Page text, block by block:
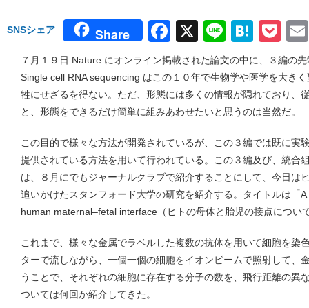
SNSシェア Share Facebook
X Line
７月１９日 Nature にオンライン掲載された論文の中に、３編の
Single cell RNA sequencing はこの１０年で生物学や医学を大き
牲にせざるを得ない。ただ、形態には多くの情報が隠れており、
と、形態をできるだけ簡単に組みあわせたいと思うのは当然だ。
この目的で様々な方法が開発されているが、この３編では既に実
提供されている方法を用いて行われている。この３編及び、統合
は、８月にでもジャーナルクラブで紹介することにして、今日は
追いかけたスタンフォード大学の研究を紹介する。タイトルは「
human maternal–fetal interface（ヒトの母体と胎児の接点につい
これまで、様々な金属でラベルした複数の抗体を用いて細胞を染
ターで流しながら、一個一個の細胞をイオンビームで照射して、
うことで、それぞれの細胞に存在する分子の数を、飛行距離の異
ついては何回か紹介してきた。